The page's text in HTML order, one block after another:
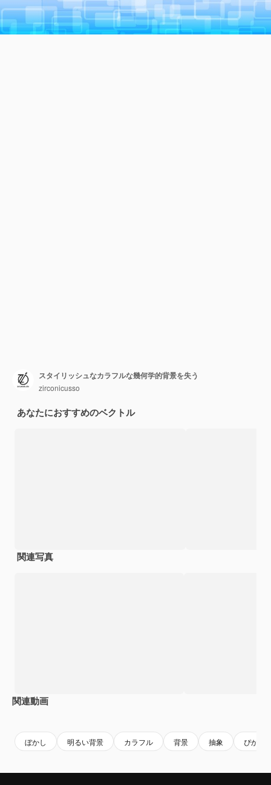
スタイリッシュなカラフルな幾何学的背景を失う
zirconicusso
あなたにおすすめのベクトル
関連写真
関連動画
ぼかし 明るい背景 カラフル 背景 抽象 ぴかぴ